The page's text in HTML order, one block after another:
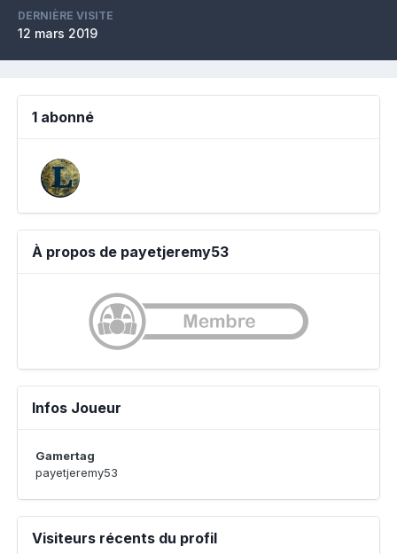
DERNIÈRE VISITE
12 mars 2019
1 abonné
À propos de payetjeremy53
Infos Joueur
Gamertag
payetjeremy53
Visiteurs récents du profil